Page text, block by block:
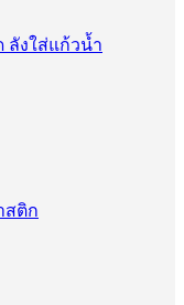
ลังใส่แก้วน้ำ
สติก